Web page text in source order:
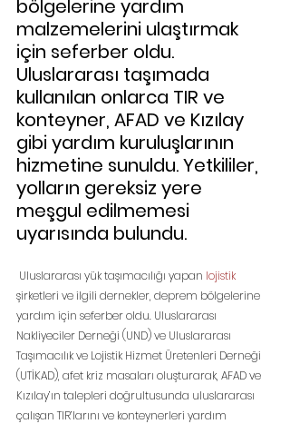
bölgelerine yardım
malzemelerini ulaştırmak
için seferber oldu.
Uluslararası taşımada
kullanılan onlarca TIR ve
konteyner, AFAD ve Kızılay
gibi yardım kuruluşlarının
hizmetine sunuldu. Yetkililer,
yolların gereksiz yere
meşgul edilmemesi
uyarısında bulundu.
Uluslararası yük taşımacılığı yapan lojistik
şirketleri ve ilgili dernekler, deprem bölgelerine
yardım için seferber oldu. Uluslararası
Nakliyeciler Derneği (UND) ve Uluslararası
Taşımacılık ve Lojistik Hizmet Üretenleri Derneği
(UTİKAD), afet kriz masaları oluşturarak, AFAD ve
Kızılay’ın talepleri doğrultusunda uluslararası
çalışan TIR’larını ve konteynerleri yardım